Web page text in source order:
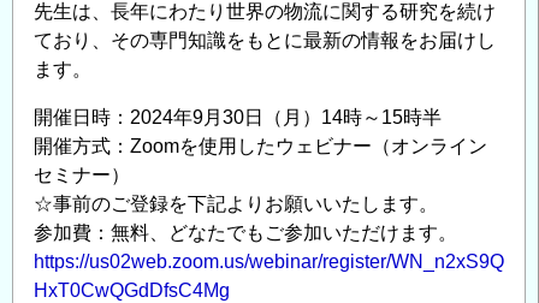
先生は、長年にわたり世界の物流に関する研究を続け
ており、その専門知識をもとに最新の情報をお届けし
ます。
開催日時：2024年9月30日（月）14時～15時半
開催方式：Zoomを使用したウェビナー（オンライン
セミナー）
☆事前のご登録を下記よりお願いいたします。
参加費：無料、どなたでもご参加いただけます。
https://us02web.zoom.us/webinar/register/WN_n2xS9Q
HxT0CwQGdDfsC4Mg